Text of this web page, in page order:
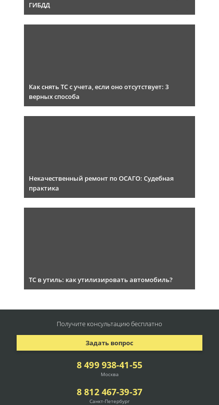
ГИБДД
Как снять ТС с учета, если оно отсутствует: 3
верных способа
Некачественный ремонт по ОСАГО: Судебная
практика
ТС в утиль: как утилизировать автомобиль?
8 499 938-41-55
Москва
8 812 467-39-37
Санкт-Петербург
Задать вопрос
Получите консультациюбесплатно